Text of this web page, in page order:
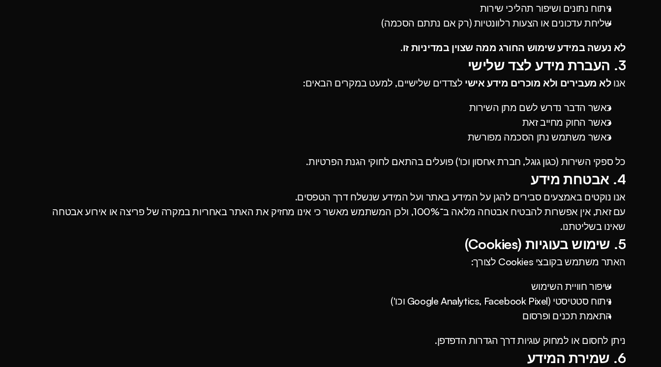
מוכנים להתחיל?
ניתוח נתונים ושיפור תהליכי שירות
שליחת עדכונים או הצעות רלוונטיות (רק אם נתתם הסכמה)
לא נעשה במידע שימוש החורג ממה שצוין במדיניות זו.
3. העברת מידע לצד שלישי
אנו לא מעבירים ולא מוכרים מידע אישי לצדדים שלישיים, למעט במקרים הבאים:
כאשר הדבר נדרש לשם מתן השירות
כאשר החוק מחייב זאת
כאשר משתמש נתן הסכמה מפורשת
כל ספקי השירות (כגון גוגל, חברת אחסון וכו') פועלים בהתאם לחוקי הגנת הפרטיות.
4. אבטחת מידע
אנו נוקטים באמצעים סבירים להגן על המידע באתר ועל המידע שנשלח דרך הטפסים.
שאינו בשליטתנו.
5. שימוש בעוגיות (Cookies)
האתר משתמש בקובצי Cookies לצורך:
שיפור חוויית השימוש
ניתוח סטטיסטי (Google Analytics, Facebook Pixel וכו')
התאמת תכנים ופרסום
ניתן לחסום או למחוק עוגיות דרך הגדרות הדפדפן.
6. שמירת המידע